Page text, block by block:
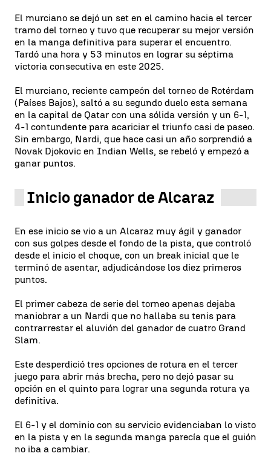
El murciano se dejó un set en el camino hacia el tercer
tramo del torneo y tuvo que recuperar su mejor versión
en la manga definitiva para superar el encuentro.
Tardó una hora y 53 minutos en lograr su séptima
victoria consecutiva en este 2025.
El murciano, reciente campeón del torneo de Rotérdam
(Países Bajos), saltó a su segundo duelo esta semana
en la capital de Qatar con una sólida versión y un 6-1,
4-1 contundente para acariciar el triunfo casi de paseo.
Sin embargo, Nardi, que hace casi un año sorprendió a
Novak Djokovic en Indian Wells, se rebeló y empezó a
ganar puntos.
Inicio ganador de Alcaraz
En ese inicio se vio a un Alcaraz muy ágil y ganador
con sus golpes desde el fondo de la pista, que controló
desde el inicio el choque, con un break inicial que le
terminó de asentar, adjudicándose los diez primeros
puntos.
El primer cabeza de serie del torneo apenas dejaba
maniobrar a un Nardi que no hallaba su tenis para
contrarrestar el aluvión del ganador de cuatro Grand
Slam.
Este desperdició tres opciones de rotura en el tercer
juego para abrir más brecha, pero no dejó pasar su
opción en el quinto para lograr una segunda rotura ya
definitiva.
El 6-1 y el dominio con su servicio evidenciaban lo visto
en la pista y en la segunda manga parecía que el guión
no iba a cambiar.